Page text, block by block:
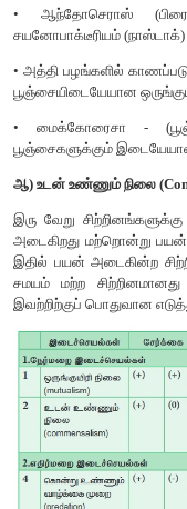
காலநிலை)
குத்துயரம்,
உள்ளடக்கியது.
அ) விரிவகலம் மற்றும்
விரிவகலம்
பூமத்திய ரேகை
நோக்கிப்
பகுதியிலிருந்து
தாவரக்கூட்டங்கள்